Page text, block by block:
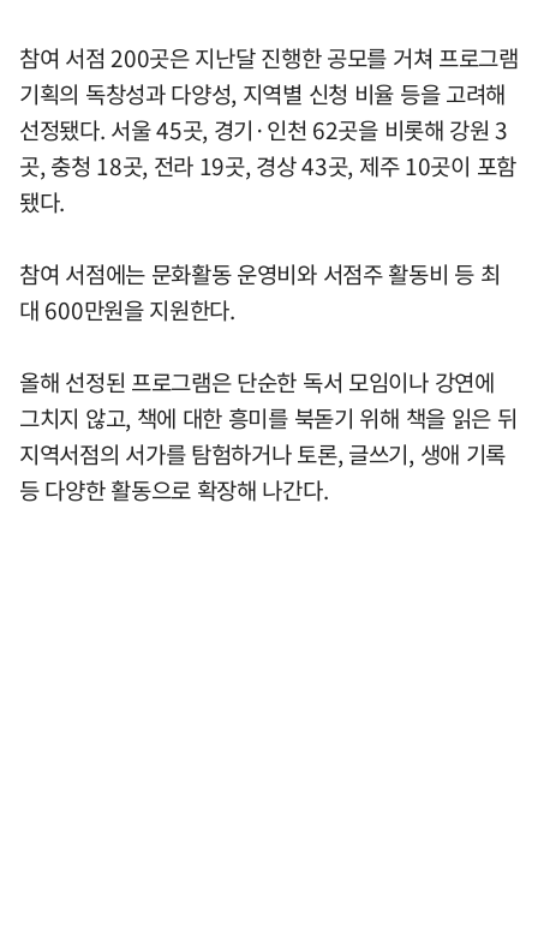
참여 서점 200곳은 지난달 진행한 공모를 거쳐 프로그램
기획의 독창성과 다양성, 지역별 신청 비율 등을 고려해
선정됐다. 서울 45곳, 경기·인천 62곳을 비롯해 강원 3
곳, 충청 18곳, 전라 19곳, 경상 43곳, 제주 10곳이 포함
됐다.
참여 서점에는 문화활동 운영비와 서점주 활동비 등 최
대 600만원을 지원한다.
올해 선정된 프로그램은 단순한 독서 모임이나 강연에
그치지 않고, 책에 대한 흥미를 북돋기 위해 책을 읽은 뒤
지역서점의 서가를 탐험하거나 토론, 글쓰기, 생애 기록
등 다양한 활동으로 확장해 나간다.